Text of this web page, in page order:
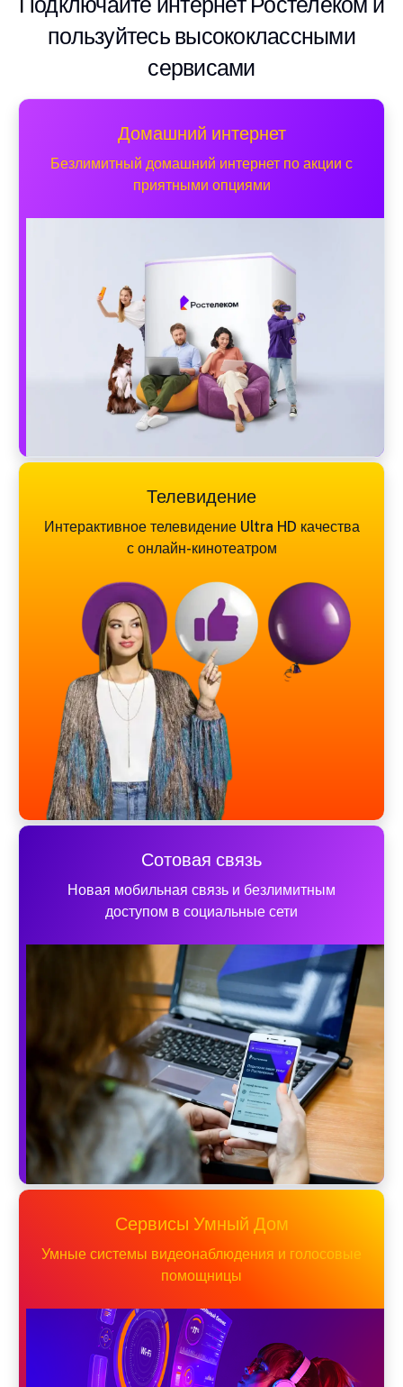
пользуйтесь высококлассными
сервисами
Домашний интернет
Безлимитный домашний интернет по акции с
приятными опциями
Телевидение
Интерактивное телевидение Ultra HD качества
с онлайн-кинотеатром
Сотовая связь
Новая мобильная связь и безлимитным
доступом в социальные сети
Сервисы Умный Дом
Умные системы видеонаблюдения и голосовые
помощницы